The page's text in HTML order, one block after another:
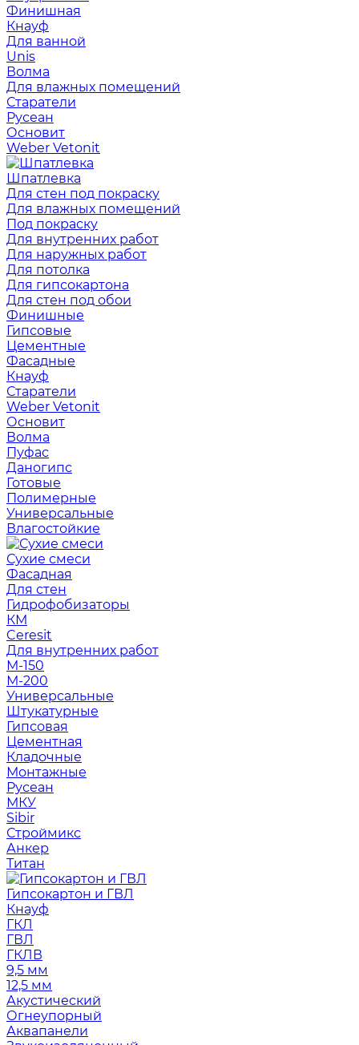
Финишная
Кнауф
Для ванной
Unis
Волма
Для влажных помещений
Старатели
Русеан
Основит
Weber Vetonit
Шпатлевка
Для стен под покраску
Для влажных помещений
Под покраску
Для внутренних работ
Для наружных работ
Для потолка
Для гипсокартона
Для стен под обои
Финишные
Гипсовые
Цементные
Фасадные
Кнауф
Старатели
Weber Vetonit
Основит
Волма
Пуфас
Даногипс
Готовые
Полимерные
Универсальные
Влагостойкие
Сухие смеси
Фасадная
Для стен
Гидрофобизаторы
КМ
Ceresit
Для внутренних работ
М-150
М-200
Универсальные
Штукатурные
Гипсовая
Цементная
Кладочные
Монтажные
Русеан
МКУ
Sibir
Строймикс
Анкер
Титан
Гипсокартон и ГВЛ
Кнауф
ГКЛ
ГВЛ
ГКЛВ
9,5 мм
12,5 мм
Акустический
Огнеупорный
Аквапанели